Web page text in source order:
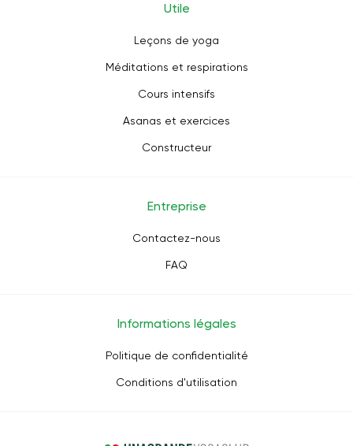
Utile
Leçons de yoga
Méditations et respirations
Cours intensifs
Asanas et exercices
Constructeur
Entreprise
Contactez-nous
FAQ
Informations légales
Politique de confidentialité
Conditions d'utilisation